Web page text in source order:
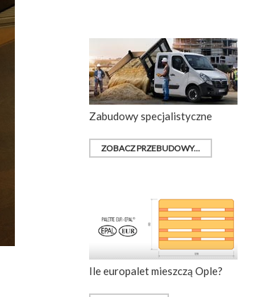
Zabudowy specjalistyczne
ZOBACZ PRZEBUDOWY...
Ile europalet mieszczą Ople?